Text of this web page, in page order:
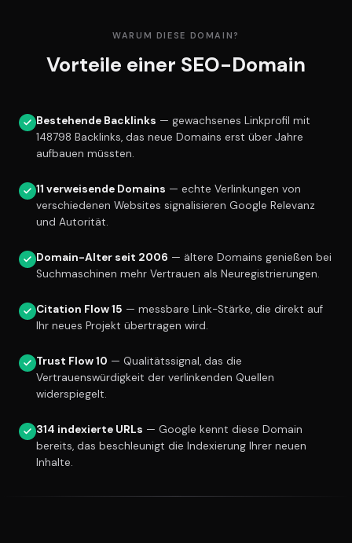
WARUM DIESE DOMAIN?
Vorteile einer SEO-Domain
Bestehende Backlinks — gewachsenes Linkprofil mit
148798 Backlinks, das neue Domains erst über Jahre
aufbauen müssten.
11 verweisende Domains — echte Verlinkungen von
verschiedenen Websites signalisieren Google Relevanz
und Autorität.
Domain-Alter seit 2006 — ältere Domains genießen bei
Suchmaschinen mehr Vertrauen als Neuregistrierungen.
Citation Flow 15 — messbare Link-Stärke, die direkt auf
Ihr neues Projekt übertragen wird.
Trust Flow 10 — Qualitätssignal, das die
Vertrauenswürdigkeit der verlinkenden Quellen
widerspiegelt.
314 indexierte URLs — Google kennt diese Domain
bereits, das beschleunigt die Indexierung Ihrer neuen
Inhalte.